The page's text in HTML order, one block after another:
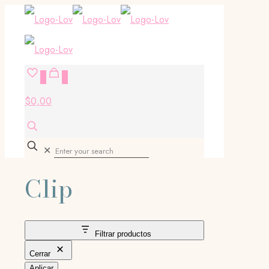
$0,00
✕
Clip
Filtrar productos
Cerrar